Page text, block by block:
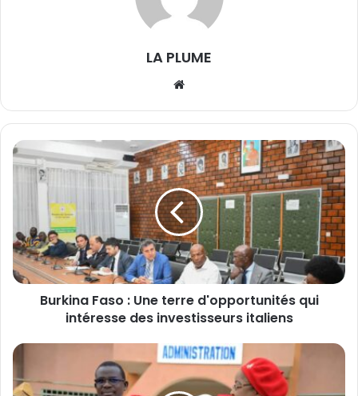
LA PLUME
te
B
u
n
a
F
a
U
n
e
Burkina Faso : Une terre d'opportunités qui
intéresse des investisseurs italiens
B
u
r